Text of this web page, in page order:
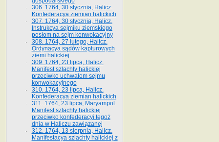
306. 1764, 30 stycznia, Halicz.
Konfederacya ziemian halickich
307. 1764, 30 stycznia, Halicz.
Instrukcya sejmiku ziemskiego
posłom na sejm konwokacyjny
308. 1764, 27 lutego, Halicz.
Ordynacya sądów kapturowych
ziemi halickiej
309. 1764, 23 lipca, Halicz.
Manifest szlachty halickiej
przeciwko uchwałom sejmu
konwokacyjnego
310. 1764, 23 lipca, Halicz.
Konfederacya ziemian halickich
311. 1764, 23 lipca, Maryampol.
Manifest szlachty halickiej
przeciwko konfederacyi tegoż
dnia w Haliczu zawiązanej
312. 1764, 13 sierpnia, Halicz.
Manifestacya szlachty halickiej z